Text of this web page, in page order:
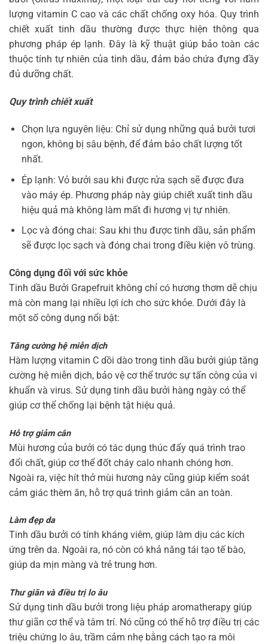
lượng vitamin C cao và các chất chống oxy hóa. Quy trình
chiết xuất tinh dầu thường được thực hiện thông qua
phương pháp ép lạnh. Đây là kỹ thuật giúp bảo toàn các
thuộc tính tự nhiên của tinh dầu, đảm bảo chứa đựng đầy
đủ dưỡng chất.
Quy trình chiết xuất
Chọn lựa nguyên liệu: Chỉ sử dụng những quả bưởi tươi
ngon, không bị sâu bệnh, để đảm bảo chất lượng tốt
nhất.
Ép lạnh: Vỏ bưởi sau khi được rửa sạch sẽ được đưa
vào máy ép. Phương pháp này giúp chiết xuất tinh dầu
hiệu quả mà không làm mất đi hương vị tự nhiên.
Lọc và đóng chai: Sau khi thu được tinh dầu, sản phẩm
sẽ được lọc sạch và đóng chai trong điều kiện vô trùng.
Công dụng đối với sức khỏe
Tinh dầu Bưởi Grapefruit không chỉ có hương thơm dễ chịu
mà còn mang lại nhiều lợi ích cho sức khỏe. Dưới đây là
một số công dụng nổi bật:
Tăng cường hệ miễn dịch
Hàm lượng vitamin C dồi dào trong tinh dầu bưởi giúp tăng
cường hệ miễn dịch, bảo vệ cơ thể trước sự tấn công của vi
khuẩn và virus. Sử dụng tinh dầu bưởi hàng ngày có thể
giúp cơ thể chống lại bệnh tật hiệu quả.
Hỗ trợ giảm cân
Mùi hương của bưởi có tác dụng thúc đẩy quá trình trao
đổi chất, giúp cơ thể đốt cháy calo nhanh chóng hơn.
Ngoài ra, việc hít thở mùi hương này cũng giúp kiểm soát
cảm giác thèm ăn, hỗ trợ quá trình giảm cân an toàn.
Làm đẹp da
Tinh dầu bưởi có tính kháng viêm, giúp làm dịu các kích
ứng trên da. Ngoài ra, nó còn có khả năng tái tạo tế bào,
giúp da mịn màng và trẻ trung hơn.
Thư giãn và điều trị lo âu
Sử dụng tinh dầu bưởi trong liệu pháp aromatherapy giúp
thư giãn cơ thể và tâm trí. Nó cũng có thể hỗ trợ điều trị các
triệu chứng lo âu, trầm cảm nhẹ bằng cách tạo ra môi